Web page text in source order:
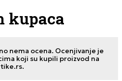
kupaca
nema ocena. Ocenjivanje je
koji su kupili proizvod na
tike.rs.